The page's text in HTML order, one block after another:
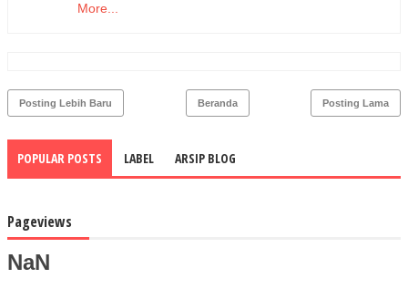
More...
Posting Lebih Baru Posting Lama
Beranda
POPULAR POSTS LABEL ARSIP BLOG
Pageviews
NaN